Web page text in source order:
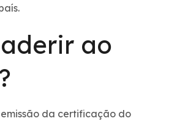
ao
da certificação do